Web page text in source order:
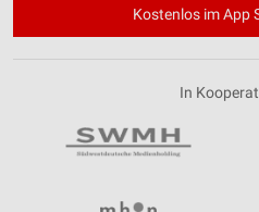
Kostenlos im App
In